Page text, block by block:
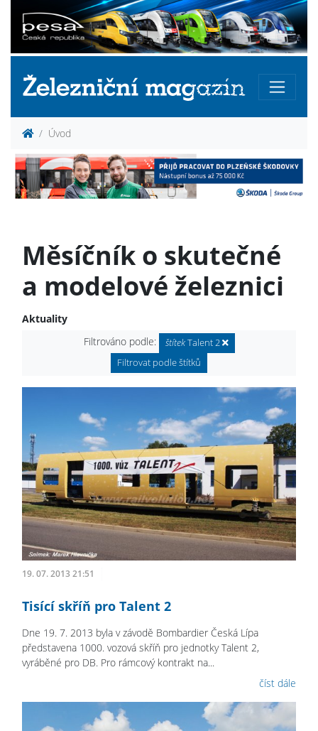
Úvod
Měsíčník o skutečné
a modelové železnici
Aktuality
Filtrováno podle:
štítekTalent 2
Filtrovat podle štítků
19. 07. 2013 21:51
Tisící skříň pro Talent 2
Dne 19. 7. 2013 byla v závodě Bombardier Česká Lípa
představena 1000. vozová skříň pro jednotky Talent 2,
vyráběné pro DB. Pro rámcový kontrakt na...
číst dále